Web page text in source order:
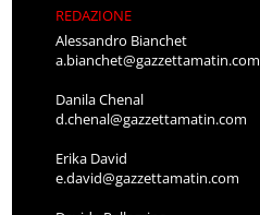
REDAZIONE
Alessandro Bianchet
a.bianchet@gazzettamatin.com
Danila Chenal
d.chenal@gazzettamatin.com
Erika David
e.david@gazzettamatin.com